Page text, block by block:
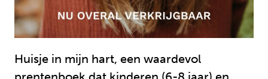
Huisje in mijn hart, een waardevol